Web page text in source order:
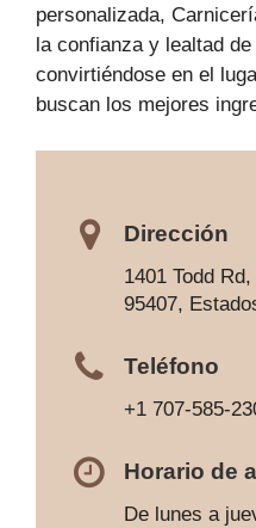
personalizada,
la confianza y lealtad
convirtiéndose en el
buscan los mejores
Dirección
1401 Todd
95407,
Teléfono
+1 707-585-
Horario de
De lunes a